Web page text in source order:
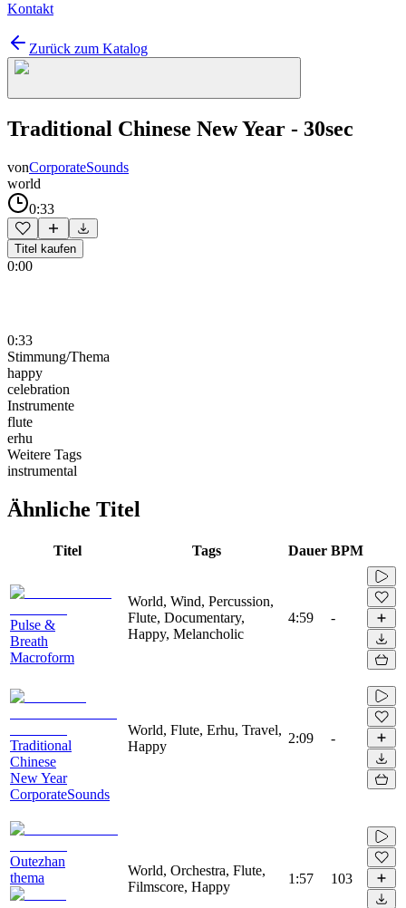
Kontakt
Zurück zum Katalog
Traditional Chinese New Year - 30sec
vonCorporateSounds
world
0:33
Titel kaufen
0:00
0:33
Stimmung/Thema
happy
celebration
Instrumente
flute
erhu
Weitere Tags
instrumental
Ähnliche Titel
Titel Tags Dauer BPM
Pulse &
Breath
Macroform
World, Wind, Percussion,
Flute, Documentary,
Happy, Melancholic
4:59 -
Traditional
Chinese
New Year
CorporateSounds
World, Flute, Erhu, Travel,
Happy
2:09 -
Outezhan
thema
World, Orchestra, Flute,
Filmscore, Happy
1:57 103